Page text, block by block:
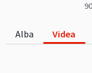
Alba Videa